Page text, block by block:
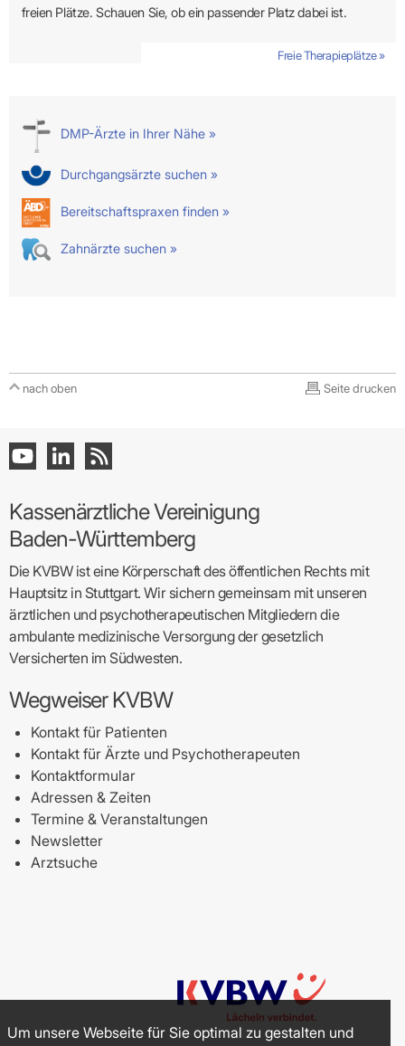
freien Plätze. Schauen Sie, ob ein passender Platz dabei ist.
Freie Therapieplätze »
DMP-Ärzte in Ihrer Nähe »
Durchgangsärzte suchen »
Bereitschaftspraxen finden »
Zahnärzte suchen »
nach oben Seite drucken
Kassenärztliche Vereinigung
Baden-Württemberg
Die KVBW ist eine Körperschaft des öffentlichen Rechts mit
Hauptsitz in Stuttgart. Wir sichern gemeinsam mit unseren
ärztlichen und psychotherapeutischen Mitgliedern die
ambulante medizinische Versorgung der gesetzlich
Versicherten im Südwesten.
Wegweiser KVBW
Kontakt für Patienten
Kontakt für Ärzte und Psychotherapeuten
Kontaktformular
Adressen & Zeiten
Termine & Veranstaltungen
Newsletter
Arztsuche
Um unsere Webseite für Sie optimal zu gestalten und